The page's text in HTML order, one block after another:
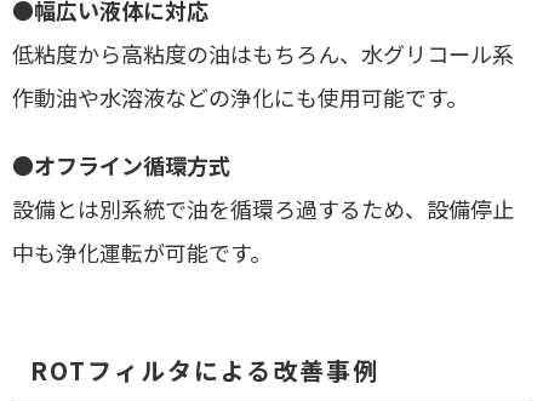
●幅広い液体に対応
低粘度から高粘度の油はもちろん、水グリコール系
作動油や水溶液などの浄化にも使用可能です。
●オフライン循環方式
設備とは別系統で油を循環ろ過するため、設備停止
中も浄化運転が可能です。
ROTフィルタによる改善事例